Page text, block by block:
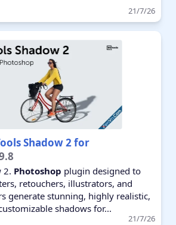
21/7/26
Shadow 2 for
2. Photoshop plugin designed to
retouchers, illustrators, and
generate stunning, highly realistic,
shadows for...
21/7/26